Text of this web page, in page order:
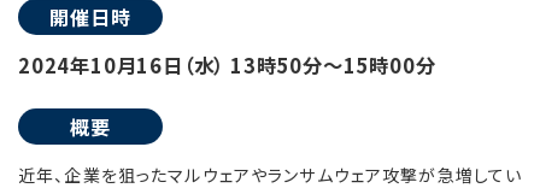
開催日時
2024年10月16日（水） 13時50分～15時00分
概要
近年、企業を狙ったマルウェアやランサムウェア攻撃が急増してい